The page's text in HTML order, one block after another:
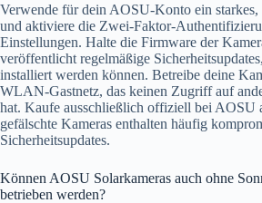
Verwende für dein AOSU-Konto ein starkes,
und aktiviere die Zwei-Faktor-
Einstellungen. Halte die Firmware der
veröffentlicht regelmäßige
installiert werden können. Betreibe deine
WLAN-Gastnetz, das keinen Zugriff auf
hat. Kaufe ausschließlich offiziell bei AOSU
gefälschte Kameras enthalten häufig
Sicherheitsupdates.
Können AOSU Solarkameras auch ohne
betrieben werden?